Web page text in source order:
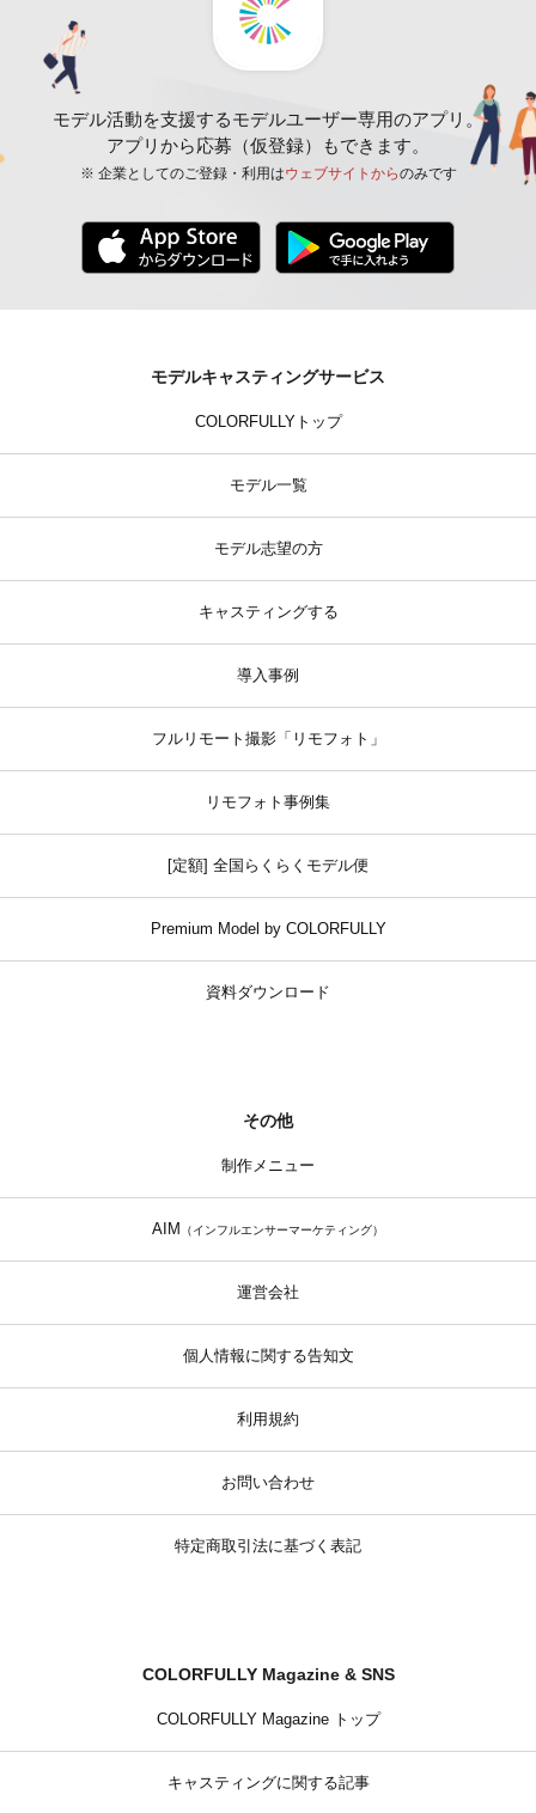
モデル活動を支援するモデルユーザー専用のアプリ。
アプリから応募（仮登録）もできます。
※ 企業としてのご登録・利用はウェブサイトからのみです
モデルキャスティングサービス
COLORFULLYトップ
モデル一覧
モデル志望の方
キャスティングする
導入事例
フルリモート撮影「リモフォト」
リモフォト事例集
[定額] 全国らくらくモデル便
Premium Model by COLORFULLY
資料ダウンロード
その他
制作メニュー
AIM （インフルエンサーマーケティング）
運営会社
個人情報に関する告知文
利用規約
お問い合わせ
特定商取引法に基づく表記
COLORFULLY Magazine & SNS
COLORFULLY Magazine トップ
キャスティングに関する記事